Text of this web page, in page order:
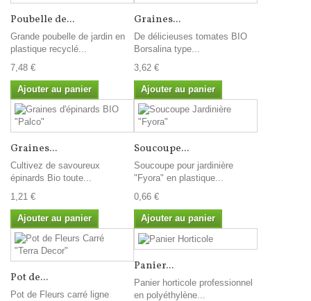
Poubelle de...
Grande poubelle de jardin en
plastique recyclé...
7,48 €
Ajouter au panier
Graines...
De délicieuses tomates BIO
Borsalina type...
3,62 €
Ajouter au panier
Graines...
Cultivez de savoureux
épinards Bio toute...
1,21 €
Ajouter au panier
Soucoupe...
Soucoupe pour jardinière
"Fyora" en plastique...
0,66 €
Ajouter au panier
Pot de...
Pot de Fleurs carré ligne
Panier...
Panier horticole professionnel
en polyéthylène...